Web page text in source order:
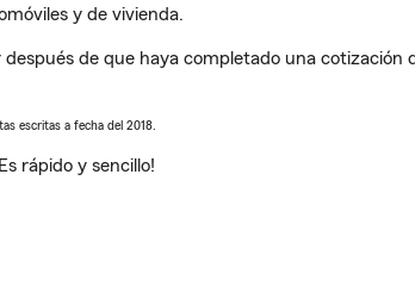
y de vivienda.
de que haya completado una cotización
escritas a fecha del 2018.
rápido y sencillo!